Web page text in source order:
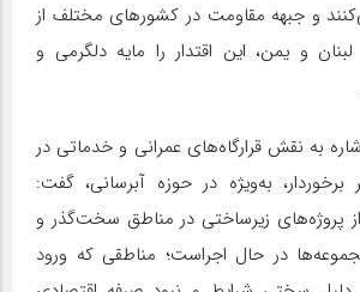
و جبهه مقاومت در کشورهای مختلف از
و یمن، این اقتدار را مایه دلگرمی و
به نقش قرارگاه‌های عمرانی و خدماتی در
به‌ویژه در حوزه آبرسانی، گفت:
پروژه‌های زیرساختی در مناطق سخت‌گذر و
در حال اجراست؛ مناطقی که ورود